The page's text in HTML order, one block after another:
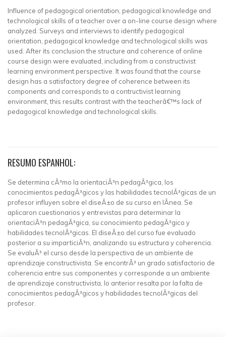
Influence of pedagogical orientation, pedagogical knowledge and
technological skills of a teacher over a on-line course design where
analyzed. Surveys and interviews to identify pedagogical
orientation, pedagogical knowledge and technological skills was
used. After its conclusion the structure and coherence of online
course design were evaluated, including from a constructivist
learning environment perspective. It was found that the course
design has a satisfactory degree of coherence between its
components and corresponds to a contructivist learning
environment, this results contrast with the teacherâ€™s lack of
pedagogical knowledge and technological skills.
RESUMO ESPANHOL:
Se determina cÃ³mo la orientaciÃ³n pedagÃ³gica, los
conocimientos pedagÃ³gicos y las habilidades tecnolÃ³gicas de un
profesor influyen sobre el diseÃ±o de su curso en lÃ­nea. Se
aplicaron cuestionarios y entrevistas para determinar la
orientaciÃ³n pedagÃ³gica, su conocimiento pedagÃ³gico y
habilidades tecnolÃ³gicas. El diseÃ±o del curso fue evaluado
posterior a su imparticiÃ³n, analizando su estructura y coherencia.
Se evaluÃ³ el curso desde la perspectiva de un ambiente de
aprendizaje constructivista. Se encontrÃ³ un grado satisfactorio de
coherencia entre sus componentes y corresponde a un ambiente
de aprendizaje constructivista, lo anterior resalta por la falta de
conocimientos pedagÃ³gicos y habilidades tecnolÃ³gicas del
profesor.